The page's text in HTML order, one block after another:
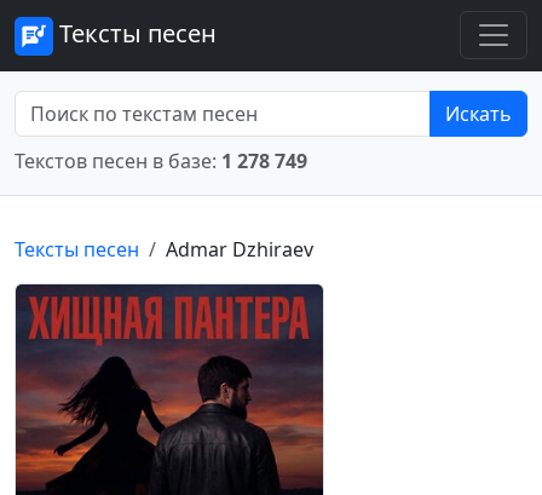
Тексты песен
Искать
Текстов песен в базе: 1 278 749
Тексты песен Admar Dzhiraev